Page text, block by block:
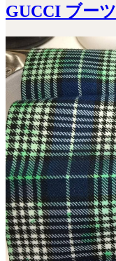
GUCCI ブー